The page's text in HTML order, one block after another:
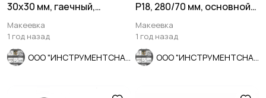
30х30 мм, гаечный,
рожково-накидной, СССР.
Макеевка
1 год назад
Р18, 280/70 мм, основной
шаг, 2640-0337, СССР
Макеевка
1 год назад